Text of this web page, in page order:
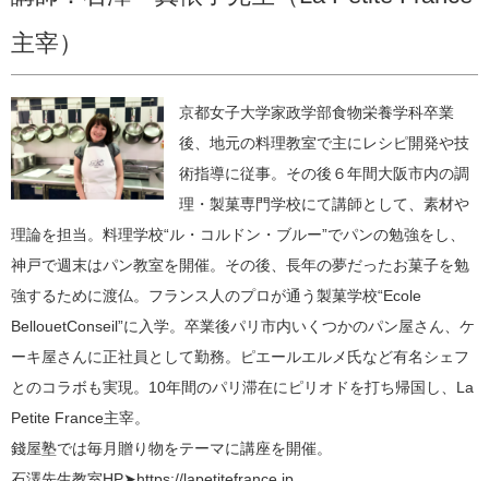
主宰）
京都女子大学家政学部食物栄養学科卒業
後、地元の料理教室で主にレシピ開発や技
術指導に従事。その後６年間大阪市内の調
理・製菓専門学校にて講師として、素材や
理論を担当。料理学校“ル・コルドン・ブルー”でパンの勉強をし、
神戸で週末はパン教室を開催。その後、長年の夢だったお菓子を勉
強するために渡仏。フランス人のプロが通う製菓学校“Ecole
BellouetConseil”に入学。卒業後パリ市内いくつかのパン屋さん、ケ
ーキ屋さんに正社員として勤務。ピエールエルメ氏など有名シェフ
とのコラボも実現。10年間のパリ滞在にピリオドを打ち帰国し、La
Petite France主宰。
錢屋塾では毎月贈り物をテーマに講座を開催。